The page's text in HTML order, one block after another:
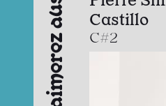
Castillo
C#2